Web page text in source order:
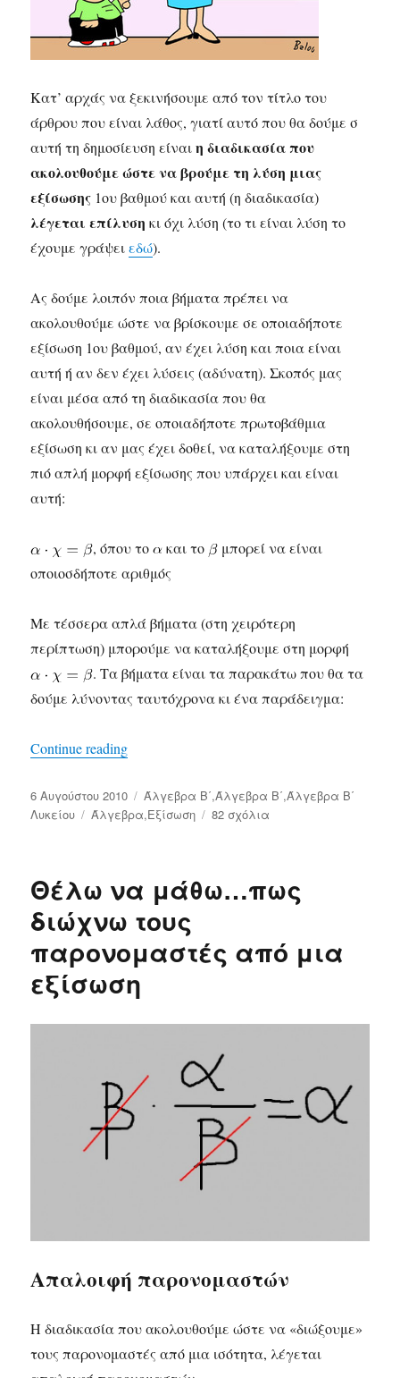
Κατ’ αρχάς να ξεκινήσουμε από τον τίτλο του
άρθρου που είναι λάθος, γιατί αυτό που θα δούμε σ
αυτή τη δημοσίευση είναιη διαδικασία που
ακολουθούμε ώστε να βρούμε τη λύση μιας
εξίσωσης 1ου βαθμού και αυτή (η διαδικασία)
λέγεται επίλυση κι όχι λύση (το τι είναι λύση το
έχουμε γράψειεδώ).
Ας δούμε λοιπόν ποια βήματα πρέπει να
ακολουθούμε ώστε να βρίσκουμε σε οποιαδήποτε
εξίσωση 1ου βαθμού, αν έχει λύση και ποια είναι
αυτή ή αν δεν έχει λύσεις (αδύνατη). Σκοπός μας
είναι μέσα από τη διαδικασία που θα
ακολουθήσουμε, σε οποιαδήποτε πρωτοβάθμια
εξίσωση κι αν μας έχει δοθεί, να καταλήξουμε στη
πιό απλή μορφή εξίσωσης που υπάρχει και είναι
αυτή:
, όπου το και το
μπορεί να είναι
οποιοσδήποτε αριθμός
Με τέσσερα απλά βήματα (στη χειρότερη
περίπτωση) μπορούμε να καταλήξουμε στη μορφή
. Τα βήματα είναι τα παρακάτω που θα τα
δούμε λύνοντας ταυτόχρονα κι ένα παράδειγμα:
Continue reading
Δημοσιεύτηκε
την
6 Αυγούστου 2010 Κατηγορίες
Άλγεβρα Β΄,Άλγεβρα Β΄,Άλγεβρα Β΄
Λυκείου
Ετικέτες
Άλγεβρα,Εξίσωση 82 σχόλια
…
μια
εξίσωση
Θέλω να μάθω…πως
διώχνω τους
παρονομαστές από μια
εξίσωση
Απαλοιφή παρονομαστών
Η διαδικασία που ακολουθούμε ώστε να «διώξουμε»
τους παρονομαστές από μια ισότητα, λέγεται